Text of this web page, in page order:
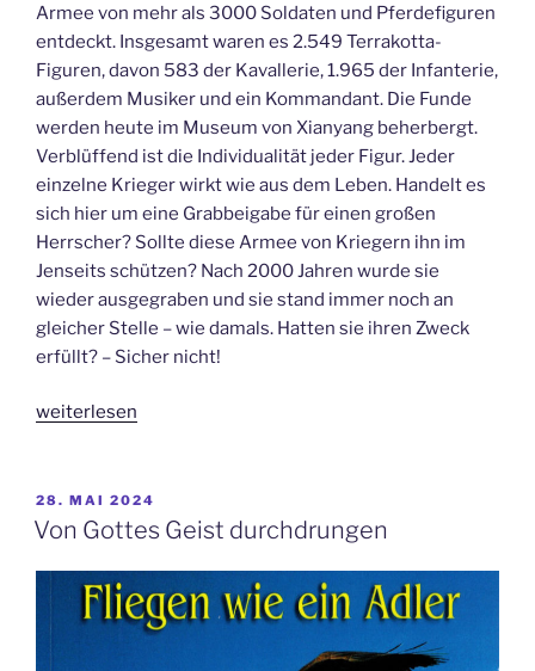
Armee von mehr als 3000 Soldaten und Pferdefiguren
entdeckt. Insgesamt waren es 2.549 Terrakotta-
Figuren, davon 583 der Kavallerie, 1.965 der Infanterie,
außerdem Musiker und ein Kommandant. Die Funde
werden heute im Museum von Xianyang beherbergt.
Verblüffend ist die Individualität jeder Figur. Jeder
einzelne Krieger wirkt wie aus dem Leben. Handelt es
sich hier um eine Grabbeigabe für einen großen
Herrscher? Sollte diese Armee von Kriegern ihn im
Jenseits schützen? Nach 2000 Jahren wurde sie
wieder ausgegraben und sie stand immer noch an
gleicher Stelle – wie damals. Hatten sie ihren Zweck
erfüllt? – Sicher nicht!
„Keine
Terrakotta“
weiterlesen
VERÖFFENTLICHT
AM
28. MAI 2024
Von Gottes Geist durchdrungen